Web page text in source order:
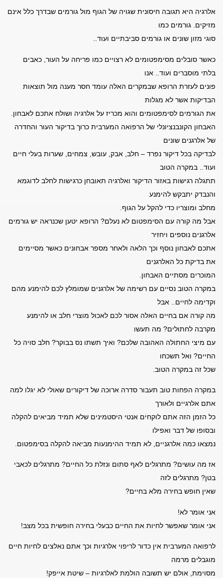
אלרגיה היא תגובה חיסונית שגויה של הגוף מול גורמים שבדרך כלל אינם
מזיקים. גורמים כמו
סוגי מזון שונים או גורמים סביבתיים ועוד..
כאשר סובלים מסימפטומים לא רצויים כמו פריחה על העור, כאבים
בלתי מוסברים ועוד.. אנו
פונים לעזרת הרופא שבמקרים האלה עומד חסר מענה מול תוצאות
הבדיקות אשר לא מגלות
את הגורמים לסימפטומים והוא מכריז על אלרגיה ושולח אתכם לאבחון.
האבחון הקונבנציונלי של הרפואה המערבית כרוך בדיקור העור והחדרה
של אלרגנים שונים
לבדיקה בכל דיקור נפרד – חלב, אבק, עובש, צמחים, שערות בעלי חיים
ועוד.. במקרה הטוב
תתגלה רגישות באזור הדיקור ואלרגיה תאובחן כרגישות לחלב לדוגמא
והנבדק יתבקש להימנע
מחלב ומוצריו כדי להקל על הגוף.
אבל מה קורה עם הסימפטום לא נעלם? הרופא יטען שכנראה יש גורמים
אלרגנים נוספים ויחזיר
אתכם לאבחון נוסף וכך הלאה ולאחר מספר אבחונים כאשר מסיימים
את בדיקת כל האלרגנים
המוכרים מסתיים האבחון.
במקרה הטוב נסיים עם רשימה של אלרגנים שמומלץ לכם להימנע מהם
וקדימה לחיים.. אבל
מה קורה אם בחיים האלה אסור לכם לאכול מוצרי חלב או להימנע
מקרבה לחתולים? מה תעשו
עם מיצי החתולה האהובה שלכם? ואיך תשתו נס בבוקר? חלב סויה כל
החיים? ואל תשכחו
שכל זה במקרה הטוב.
במקרה הפחות טוב תעבור סדרה ארוכה של דיקורים שאולי לא יגלו למה
אתם אלרגיים ולאורך
כל הזמן הזה אתם לוקחים אנטי היסטמינים שלא תמיד מביאים להקלה
ובסופו של דבר ואפילו
נמצאו כמה אלרגניים, לא תמיד ההימנעות מביאה להקלה בסימפטום.
אז מה עושים? מתרגלים לאף סתום ונזלת כל החיים? מתרגלים לכאבי
בטן? מתרגלים לזה
שאין חופש בחירה מלא בחיים?
אני אומר לא!
אני אומר שאפשר לחיות את החיים כבעלי בחירה חופשית בכל מצב!
לרפואה המערבית אין כדור לריפוי אלרגיות וכך אתם נאלצים לחיות חיים
מוגבלים מרמה
מסוימת, אולם יש תשובה הולמת לאלרגיות – שיטת אייפק!